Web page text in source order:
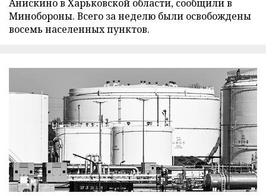
Анискино в Харьковской области, сообщили в
Минобороны. Всего за неделю были освобождены
восемь населенных пунктов.